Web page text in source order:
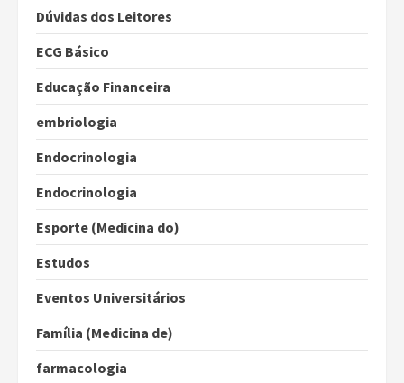
Dúvidas dos Leitores
ECG Básico
Educação Financeira
embriologia
Endocrinologia
Endocrinologia
Esporte (Medicina do)
Estudos
Eventos Universitários
Família (Medicina de)
farmacologia